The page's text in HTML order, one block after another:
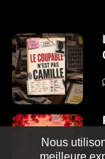
Nous
meilleure